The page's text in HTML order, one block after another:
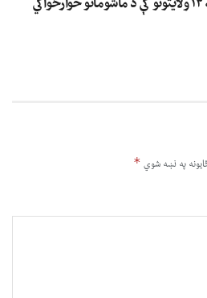
په نښه شوي *